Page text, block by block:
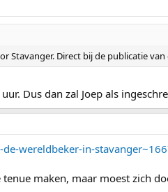
Stavanger. Direct bij de publicatie
Dus dan zal Joep als
wereldbeker-in-
maken, maar moest zich